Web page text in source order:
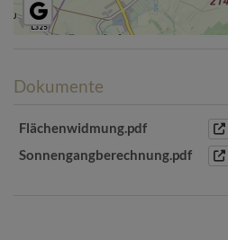
Dokumente
Flächenwidmung.pdf
Sonnengangberechnung.pdf